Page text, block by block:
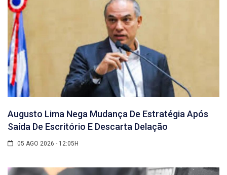
Augusto Lima Nega Mudança De Estratégia Após
Saída De Escritório E Descarta Delação
05 AGO 2026 - 12:05H